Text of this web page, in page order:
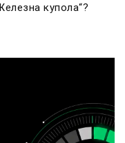
купола“?